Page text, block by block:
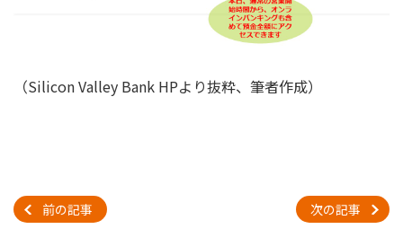
（Silicon Valley Bank HPより抜粋、筆者作成）
前の記事 次の記事